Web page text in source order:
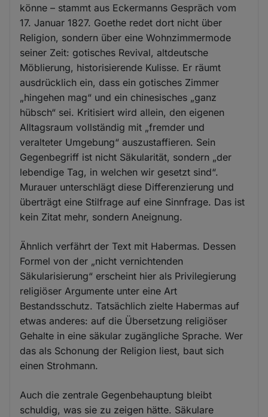
könne – stammt aus Eckermanns Gespräch vom
17. Januar 1827. Goethe redet dort nicht über
Religion, sondern über eine Wohnzimmermode
seiner Zeit: gotisches Revival, altdeutsche
Möblierung, historisierende Kulisse. Er räumt
ausdrücklich ein, dass ein gotisches Zimmer
„hingehen mag“ und ein chinesisches „ganz
hübsch“ sei. Kritisiert wird allein, den eigenen
Alltagsraum vollständig mit „fremder und
veralteter Umgebung“ auszustaffieren. Sein
Gegenbegriff ist nicht Säkularität, sondern „der
lebendige Tag, in welchen wir gesetzt sind“.
Murauer unterschlägt diese Differenzierung und
überträgt eine Stilfrage auf eine Sinnfrage. Das ist
kein Zitat mehr, sondern Aneignung.
Ähnlich verfährt der Text mit Habermas. Dessen
Formel von der „nicht vernichtenden
Säkularisierung“ erscheint hier als Privilegierung
religiöser Argumente unter eine Art
Bestandsschutz. Tatsächlich zielte Habermas auf
etwas anderes: auf die Übersetzung religiöser
Gehalte in eine säkular zugängliche Sprache. Wer
das als Schonung der Religion liest, baut sich
einen Strohmann.
Auch die zentrale Gegenbehauptung bleibt
schuldig, was sie zu zeigen hätte. Säkulare